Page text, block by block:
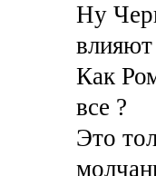
Ну
Как
все ?
Это